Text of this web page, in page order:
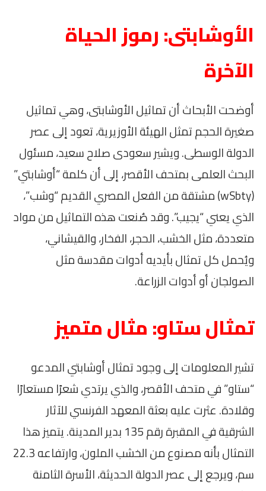
الأوشابتى: رموز الحياة
الآخرة
أوضحت الأبحاث أن تماثيل الأوشابتى، وهي تماثيل
صغيرة الحجم تمثل الهيئة الأوزيرية، تعود إلى عصر
الدولة الوسطى. ويشير سعودى صلاح سعيد، مسئول
البحث العلمى بمتحف الأقصر، إلى أن كلمة “أوشابتي”
(wSbty) مشتقة من الفعل المصري القديم “وشب”،
الذي يعني “يجيب”. وقد صُنعت هذه التماثيل من مواد
متعددة، مثل الخشب، الحجر، الفخار، والقيشاني،
ويُحمل كل تمثال بأيديه أدوات مقدسة مثل
الصولجان أو أدوات الزراعة.
تمثال ستاو: مثال متميز
تشير المعلومات إلى وجود تمثال أوشابتي المدعو
“ستاو” في متحف الأقصر، والذي يرتدي شعرًا مستعارًا
وقلادة. عثرت عليه بعثة المعهد الفرنسي للآثار
الشرقية في المقبرة رقم 135 بدير المدينة. يتميز هذا
التمثال بأنه مصنوع من الخشب الملون، وارتفاعه 22.3
سم، ويرجع إلى عصر الدولة الحديثة، الأسرة الثامنة